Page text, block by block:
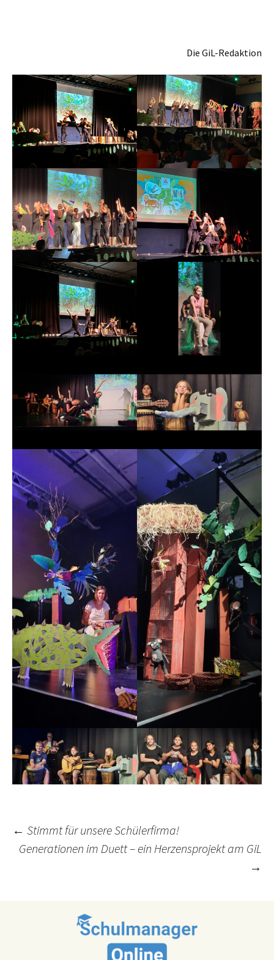
Die GiL-Redaktion
Post
← Stimmt für unsere Schülerfirma!
Generationen im Duett – ein Herzensprojekt am GiL
→